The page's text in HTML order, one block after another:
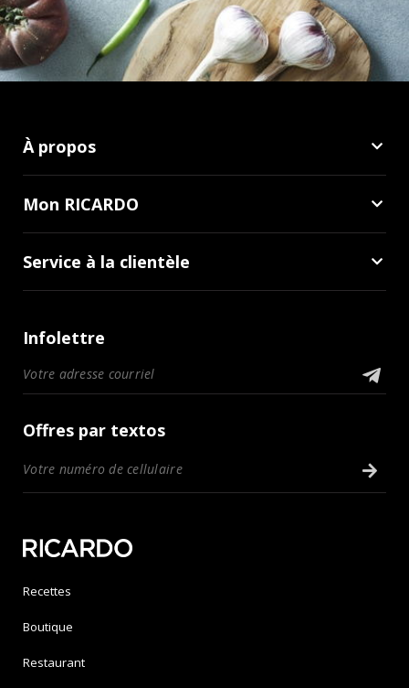
À propos
Mon RICARDO
Service à la clientèle
Infolettre
Offres par textos
Recettes
Boutique
Restaurant